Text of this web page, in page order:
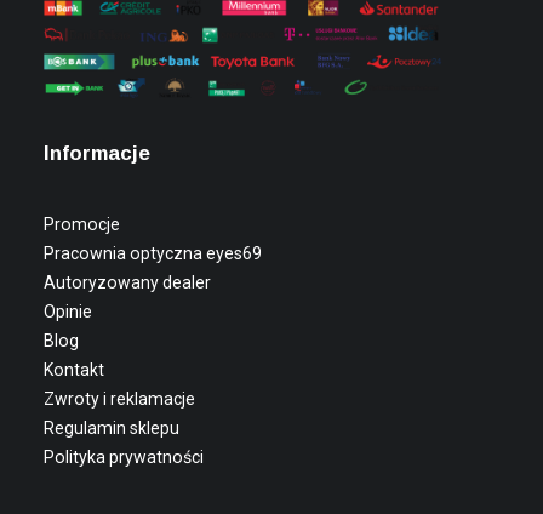
Informacje
Promocje
Pracownia optyczna eyes69
Autoryzowany dealer
Opinie
Blog
Kontakt
Zwroty i reklamacje
Regulamin sklepu
Polityka prywatności